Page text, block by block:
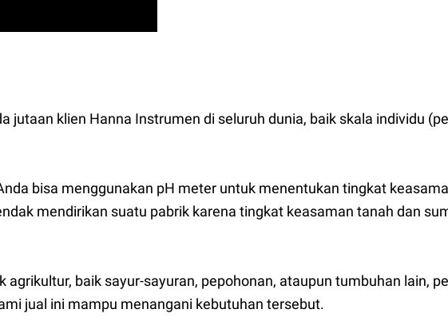
jutaan klien Hanna Instrumen di seluruh dunia, baik skala individu
bisa menggunakan pH meter untuk menentukan tingkat
mendirikan suatu pabrik karena tingkat keasaman tanah dan
baik sayur-sayuran, pepohonan, ataupun tumbuhan lain,
jual ini mampu menangani kebutuhan tersebut.